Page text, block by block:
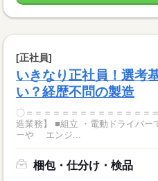
[正社員]
いきなり正社員！選考
い？経歴不問の製造
〇＝＝＝＝＝＝＝＝＝＝＝＝＝＝＝＝＝＝〇 【未経
造業務】 ■組立 ・電動ドライバーでねじ締め ・自動車のサイドミラ
ーや エンジ...
梱包・仕分け・検品